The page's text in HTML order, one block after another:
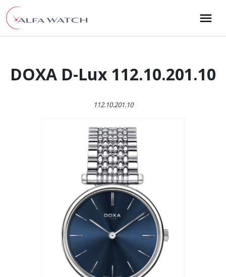
Przejdź do treści
Main Navigation
DOXA D-Lux 112.10.201.10
112.10.201.10